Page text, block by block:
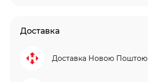
Доставка
Доставка Новою Поштою